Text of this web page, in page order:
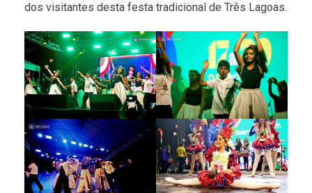
dos visitantes desta festa tradicional de Três Lagoas.